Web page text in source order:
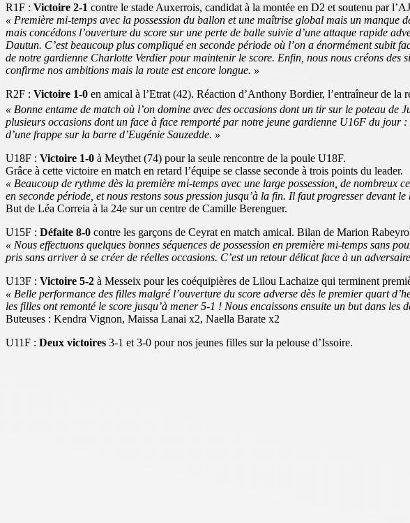
R1F : Victoire 2-1 contre le stade Auxerrois, candidat à la montée en D2 et soutenu par
« Première mi-temps avec la possession du ballon et une maîtrise global mais un manque
mais concédons l’ouverture du score sur une perte de balle suivie d’une attaque rapide
Dautun. C’est beaucoup plus compliqué en seconde période où l’on a énormément subit
de notre gardienne Charlotte Verdier pour maintenir le score. Enfin, nous nous créons des
confirme nos ambitions mais la route est encore longue. »
R2F : Victoire 1-0 en amical à l’Etrat (42). Réaction d’Anthony Bordier, l’entraîneur de la
« Bonne entame de match où l’on domine avec des occasions dont un tir sur le poteau
plusieurs occasions dont un face à face remporté par notre jeune gardienne U16F du
d’une frappe sur la barre d’Eugénie Sauzedde. »
U18F : Victoire 1-0 à Meythet (74) pour la seule rencontre de la poule U18F.
Grâce à cette victoire en match en retard l’équipe se classe seconde à trois points du leader.
« Beaucoup de rythme dès la première mi-temps avec une large possession, de nombreux
en seconde période, et nous restons sous pression jusqu’à la fin. Il faut progresser devant
But de Léa Correia à la 24e sur un centre de Camille Berenguer.
U15F : Défaite 8-0 contre les garçons de Ceyrat en match amical. Bilan de Marion
« Nous effectuons quelques bonnes séquences de possession en première mi-temps sans
pris sans arriver à se créer de réelles occasions. C’est un retour délicat face à un
U13F : Victoire 5-2 à Messeix pour les coéquipières de Lilou Lachaize qui terminent
« Belle performance des filles malgré l’ouverture du score adverse dès le premier quart
les filles ont remonté le score jusqu’à mener 5-1 ! Nous encaissons ensuite un but dans les
Buteuses : Kendra Vignon, Maissa Lanai x2, Naella Barate x2
U11F : Deux victoires 3-1 et 3-0 pour nos jeunes filles sur la pelouse d’Issoire.